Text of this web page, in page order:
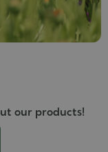
our products!